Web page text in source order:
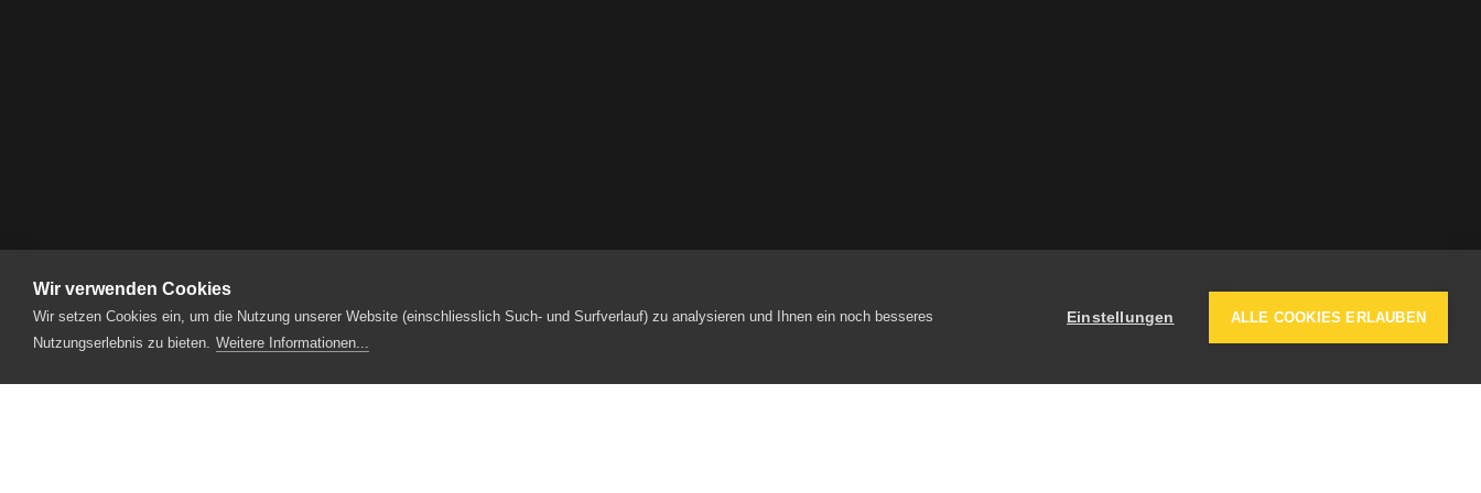
Wir verwenden Cookies
Wir setzen Cookies ein, um die Nutzung unserer Website (einschliesslich Such- und Surfverlauf) zu analysieren und Ihnen ein noch besseres
Nutzungserlebnis zu bieten. Weitere Informationen...
Einstellungen ALLE COOKIES ERLAUBEN
Produktionen 2020 Emil Steinberger – Alles Emil, oder?!